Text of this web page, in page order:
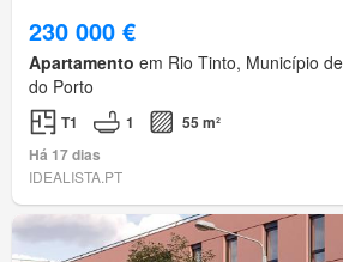
230 000 €
Apartamento em Rio Tinto, Município
do Porto
T1 1
55 m²
Há 17 dias
IDEALISTA.PT